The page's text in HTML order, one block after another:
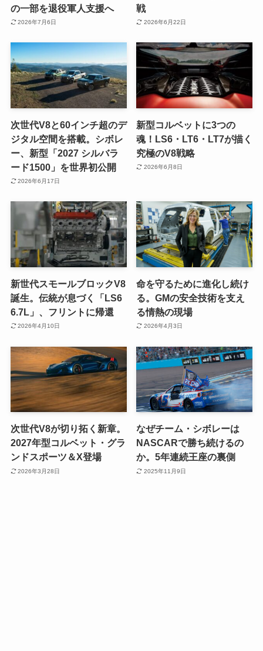
の一部を退役軍人支援へ
2026年7月6日
戦
2026年6月22日
次世代V8と60インチ超のデ
ジタル空間を搭載。シボレ
ー、新型「2027 シルバラ
ード1500」を世界初公開
2026年6月17日
新型コルベットに3つの
魂！LS6・LT6・LT7が描く
究極のV8戦略
2026年6月8日
新世代スモールブロックV8
誕生。伝統が息づく「LS6
6.7L」、フリントに帰還
2026年4月10日
命を守るために進化し続け
る。GMの安全技術を支え
る情熱の現場
2026年4月3日
次世代V8が切り拓く新章。
2027年型コルベット・グラ
ンドスポーツ＆X登場
2026年3月28日
なぜチーム・シボレーは
NASCARで勝ち続けるの
か。5年連続王座の裏側
2025年11月9日